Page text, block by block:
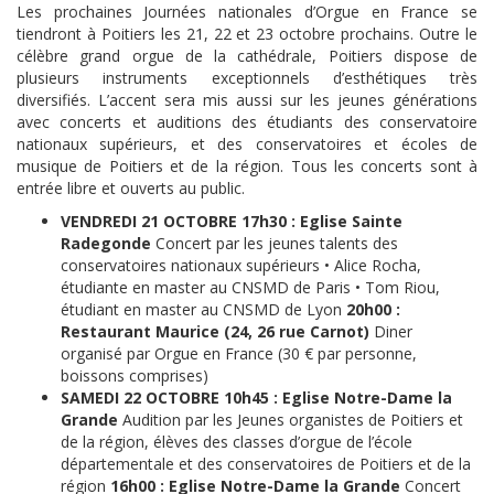
Les prochaines Journées nationales d’Orgue en France se
tiendront à Poitiers les 21, 22 et 23 octobre prochains. Outre le
célèbre grand orgue de la cathédrale, Poitiers dispose de
plusieurs instruments exceptionnels d’esthétiques très
diversifiés. L’accent sera mis aussi sur les jeunes générations
avec concerts et auditions des étudiants des conservatoire
nationaux supérieurs, et des conservatoires et écoles de
musique de Poitiers et de la région. Tous les concerts sont à
entrée libre et ouverts au public.
VENDREDI 21 OCTOBRE 17h30 : Eglise Sainte
Radegonde Concert par les jeunes talents des
conservatoires nationaux supérieurs • Alice Rocha,
étudiante en master au CNSMD de Paris • Tom Riou,
étudiant en master au CNSMD de Lyon 20h00 :
Restaurant Maurice (24, 26 rue Carnot) Diner
organisé par Orgue en France (30 € par personne,
boissons comprises)
SAMEDI 22 OCTOBRE 10h45 : Eglise Notre-Dame la
Grande Audition par les Jeunes organistes de Poitiers et
de la région, élèves des classes d’orgue de l’école
départementale et des conservatoires de Poitiers et de la
région 16h00 : Eglise Notre-Dame la Grande Concert